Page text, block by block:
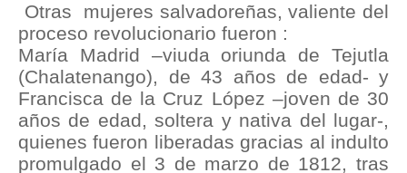
Otras mujeres salvadoreñas, valiente del
proceso revolucionario fueron :
María Madrid –viuda oriunda de Tejutla
(Chalatenango), de 43 años de edad- y
Francisca de la Cruz López –joven de 30
años de edad, soltera y nativa del lugar-,
quienes fueron liberadas gracias al indulto
promulgado el 3 de marzo de 1812, tras